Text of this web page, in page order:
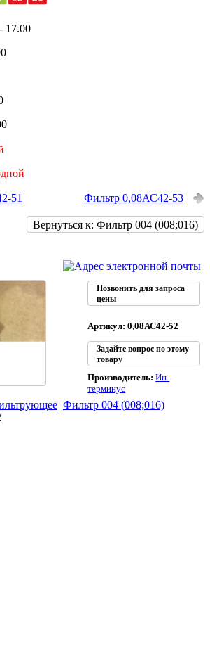
17.00
51 Фильтр 0,08АС42-53
Вернуться к: Фильтр 004 (008;016)
Позвонить для запроса
цены
Артикул: 0,08АС42-52
Задайте вопрос по этому
товару
Производитель:Ин-
терминус
Фильтр 004 (008;016)